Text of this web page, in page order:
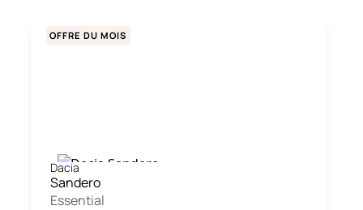
Dacia
Sandero
Essential
OFFRE DU MOIS